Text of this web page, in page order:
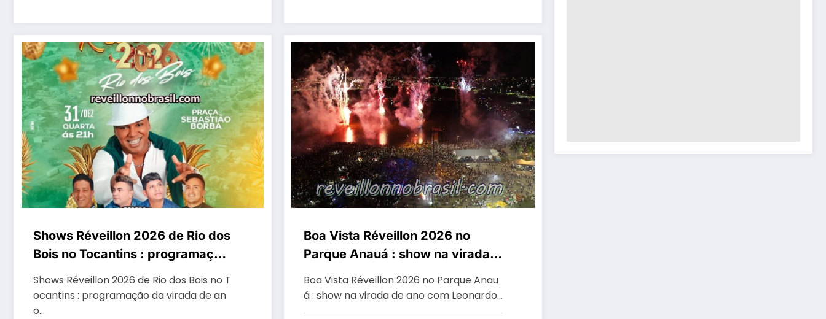
Shows Réveillon 2026 de Rio dos
Bois no Tocantins : programação
da virada de ano na Praça
Sebastião Borba
Shows Réveillon 2026 de Rio dos Bois no T
ocantins : programação da virada de an
o…
Boa Vista Réveillon 2026 no
Parque Anauá : show na virada
de ano com Leonardo
Boa Vista Réveillon 2026 no Parque Anau
á : show na virada de ano com Leonardo…